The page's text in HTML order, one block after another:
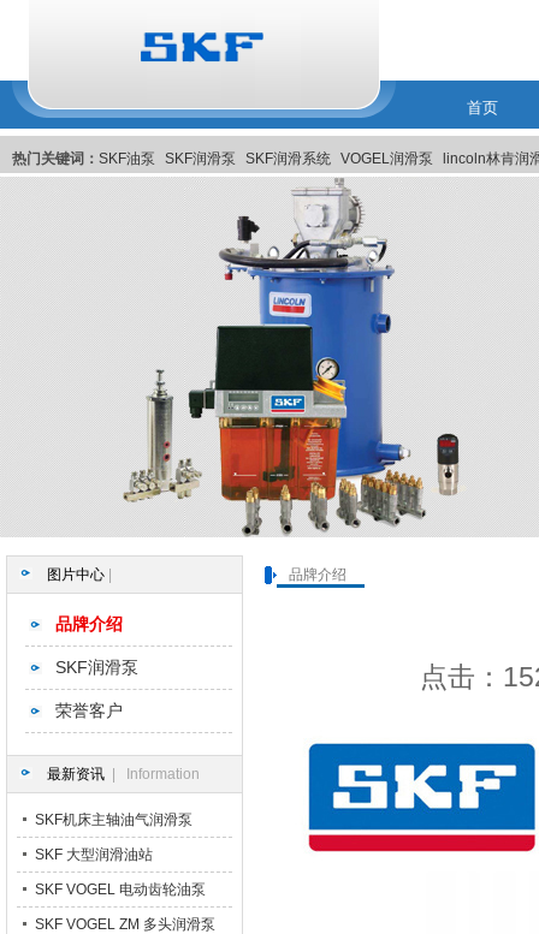
首页
热门关键词： SKF油泵 SKF润滑泵 SKF润滑系统 VOGEL润滑泵 lincoln林肯润
美国Pulsarlube EX自动注油器 比利时MEMOLUB智能润滑系统
图片中心
品牌介绍
SKF润滑泵
荣誉客户
最新资讯 | Information
SKF机床主轴油气润滑泵
SKF 大型润滑油站
SKF VOGEL 电动齿轮油泵
SKF VOGEL ZM 多头润滑泵
品牌介绍
点击：